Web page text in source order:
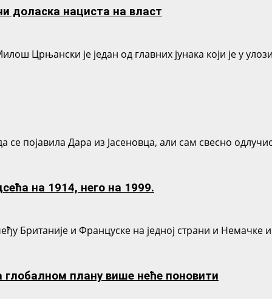
доласка нациста на власт
је један од главних јунака који је у улози
се појавила Дара из Јасеновца, али сам свесно
на 1914, него на 1999.
Британије и Француске на једној страни и Немачке и
плану више неће поновити